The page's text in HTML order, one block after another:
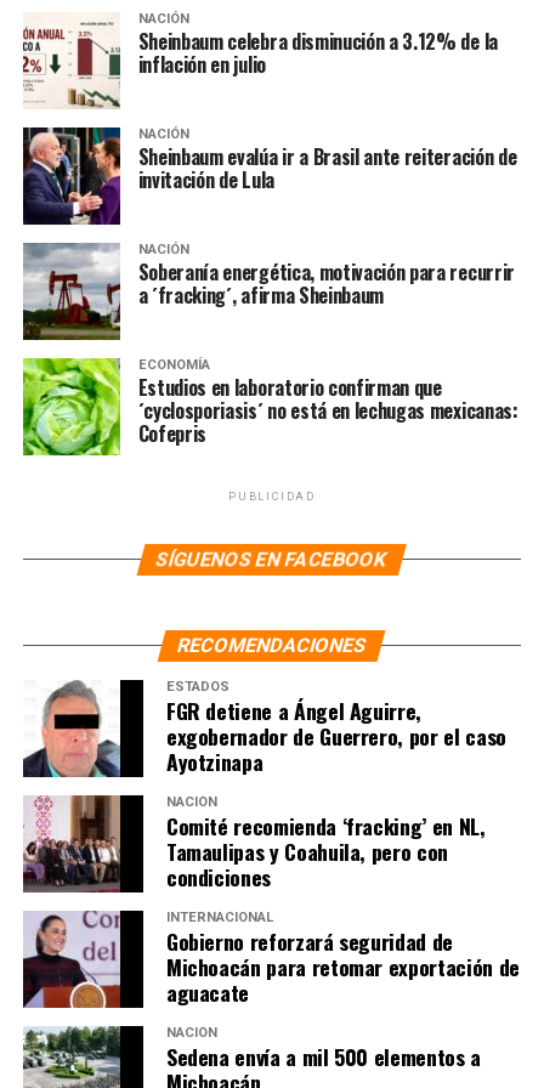
Menores de 12 a 15 años deberán esperar a ser
vacunados: Salud
NO TE PIERDAS
Retira TEPJF candidatura de ‘El Mijis’ para diputado
federal
NACIÓN
Sheinbaum celebra disminución a 3.12% de la
inflación en julio
NACIÓN
Sheinbaum evalúa ir a Brasil ante reiteración de
invitación de Lula
NACIÓN
Soberanía energética, motivación para recurrir
a ´fracking´, afirma Sheinbaum
ECONOMÍA
Estudios en laboratorio confirman que
´cyclosporiasis´ no está en lechugas mexicanas:
Cofepris
PUBLICIDAD
SÍGUENOS EN FACEBOOK
RECOMENDACIONES
ESTADOS
FGR detiene a Ángel Aguirre,
exgobernador de Guerrero, por el caso
Ayotzinapa
NACIÓN
Comité recomienda ‘fracking’ en NL,
Tamaulipas y Coahuila, pero con
condiciones
INTERNACIONAL
Gobierno reforzará seguridad de
Michoacán para retomar exportación de
aguacate
NACIÓN
Sedena envía a mil 500 elementos a
Michoacán